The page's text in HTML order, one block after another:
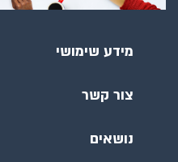
מידע שימושי
צור קשר
נושאים